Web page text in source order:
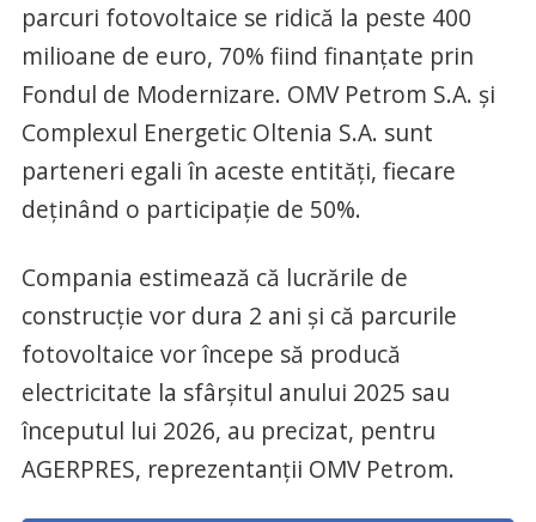
parcuri fotovoltaice se ridică la peste 400
milioane de euro, 70% fiind finanţate prin
Fondul de Modernizare. OMV Petrom S.A. şi
Complexul Energetic Oltenia S.A. sunt
parteneri egali în aceste entităţi, fiecare
deţinând o participaţie de 50%.
Compania estimează că lucrările de
construcţie vor dura 2 ani şi că parcurile
fotovoltaice vor începe să producă
electricitate la sfârşitul anului 2025 sau
începutul lui 2026, au precizat, pentru
AGERPRES, reprezentanţii OMV Petrom.